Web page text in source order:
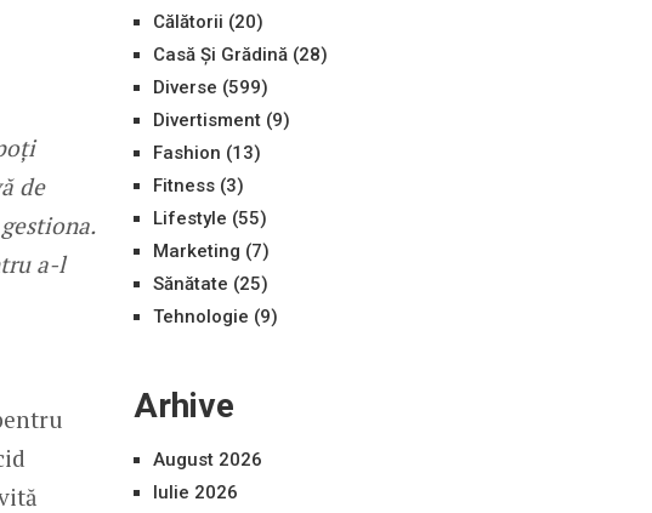
de
a-l
Călătorii (20)
Casă Și Grădină (28)
Diverse (599)
Divertisment (9)
Fashion (13)
Fitness (3)
Lifestyle (55)
Marketing (7)
Sănătate (25)
Tehnologie (9)
Arhive
August 2026
Iulie 2026